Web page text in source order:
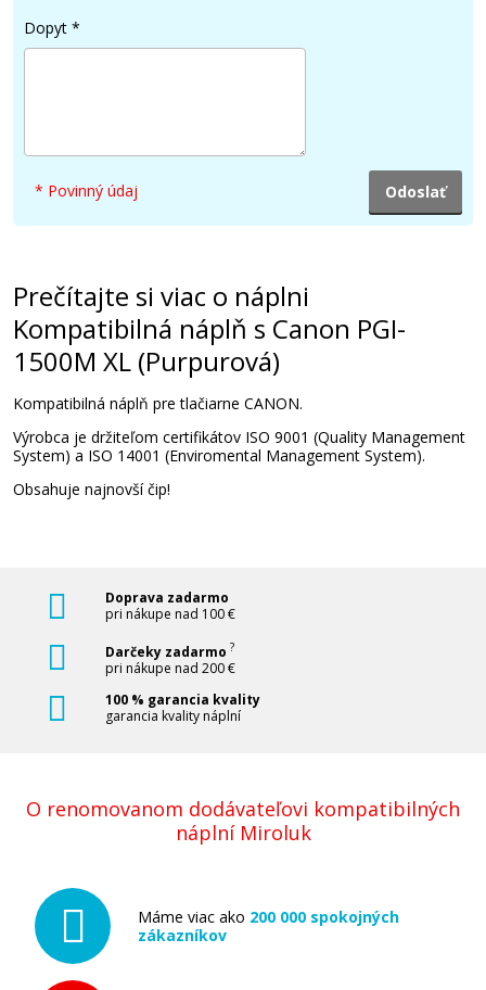
39,90 €
Originálna náplň Canon PGI-1500C XL
17,90 €
(Žltá)
17,90 €
Originálna náplň Canon PGI-1500M XL
Dopyt *
* Povinný údaj
Prečítajte si viac o náplni
Kompatibilná náplň s Canon PGI-
1500M XL (Purpurová)
Kompatibilná náplň pre tlačiarne CANON.
Výrobca je držiteľom certifikátov ISO 9001 (Quality Management
System) a ISO 14001 (Enviromental Management System).
Obsahuje najnovší čip!
Doprava zadarmo
pri nákupe nad 100 €
Darčeky zadarmo ?
pri nákupe nad 200 €
100 % garancia kvality
garancia kvality náplní
O renomovanom dodávateľovi kompatibilných
náplní Miroluk
Máme viac ako 200 000 spokojných
zákazníkov